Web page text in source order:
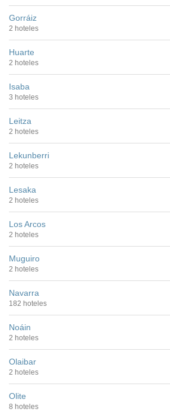
Gorráiz
2 hoteles
Huarte
2 hoteles
Isaba
3 hoteles
Leitza
2 hoteles
Lekunberri
2 hoteles
Lesaka
2 hoteles
Los Arcos
2 hoteles
Muguiro
2 hoteles
Navarra
182 hoteles
Noáin
2 hoteles
Olaibar
2 hoteles
Olite
8 hoteles